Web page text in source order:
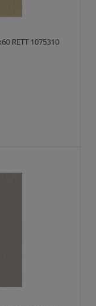
RETT 1075310